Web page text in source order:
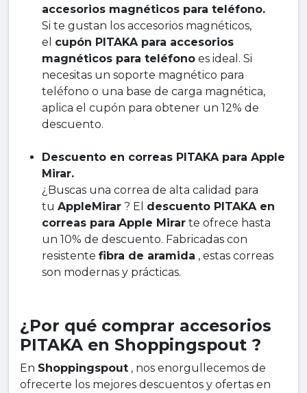
accesorios magnéticos para teléfono.
Si te gustan los accesorios magnéticos,
el cupón PITAKA para accesorios
magnéticos para teléfono es ideal. Si
necesitas un soporte magnético para
teléfono o una base de carga magnética,
aplica el cupón para obtener un 12% de
descuento.
Descuento en correas PITAKA para Apple
Mirar.
¿Buscas una correa de alta calidad para
tu AppleMirar ? El descuento PITAKA en
correas para Apple Mirar te ofrece hasta
un 10% de descuento. Fabricadas con
resistente fibra de aramida , estas correas
son modernas y prácticas.
¿Por qué comprar accesorios
PITAKA en Shoppingspout ?
En Shoppingspout , nos enorgullecemos de
ofrecerte los mejores descuentos y ofertas en